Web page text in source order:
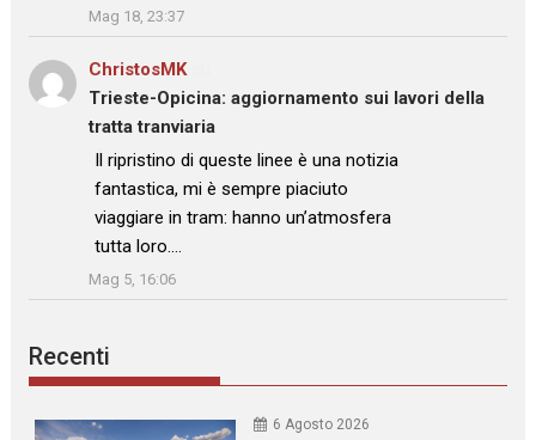
Mag 18, 23:37
ChristosMKsu
Trieste-Opicina: aggiornamento sui lavori della
tratta tranviaria
: “
Il ripristino di queste linee è una notizia
fantastica, mi è sempre piaciuto
viaggiare in tram: hanno un’atmosfera
tutta loro.…
”
Mag 5, 16:06
Recenti
6 Agosto 2026